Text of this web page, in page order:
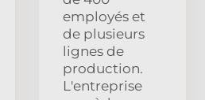
employés et
de plusieurs
lignes de
production.
L'entreprise